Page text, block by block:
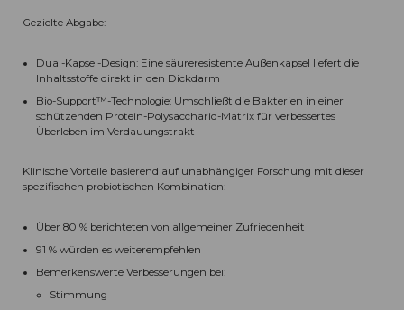
Gezielte Abgabe:
Dual-Kapsel-Design: Eine säureresistente Außenkapsel liefert die
Inhaltsstoffe direkt in den Dickdarm
Bio-Support™-Technologie: Umschließt die Bakterien in einer
schützenden Protein-Polysaccharid-Matrix für verbessertes
Überleben im Verdauungstrakt
Klinische Vorteile basierend auf unabhängiger Forschung mit dieser
spezifischen probiotischen Kombination:
Über 80 % berichteten von allgemeiner Zufriedenheit
91 % würden es weiterempfehlen
Bemerkenswerte Verbesserungen bei:
Stimmung